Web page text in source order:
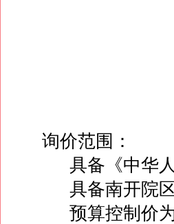
询价范围：
具备《中华
具备南开院区
预算控制价